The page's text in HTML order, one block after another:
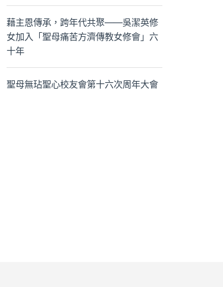
藉主恩傳承，跨年代共聚——吳潔英修
女加入「聖母痛苦方濟傳教女修會」六
十年
聖母無玷聖心校友會第十六次周年大會